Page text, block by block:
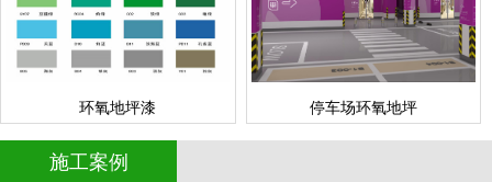
环氧地坪漆
立即询问
停车场环氧地坪
立即询问
施工案例